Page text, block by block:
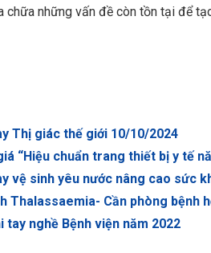
chữa những vấn đề còn tồn tại để
Thị giác thế giới 10/10/2024
“Hiệu chuẩn trang thiết bị y tế
vệ sinh yêu nước nâng cao sức
Thalassaemia- Cần phòng bệnh
tay nghề Bệnh viện năm 2022